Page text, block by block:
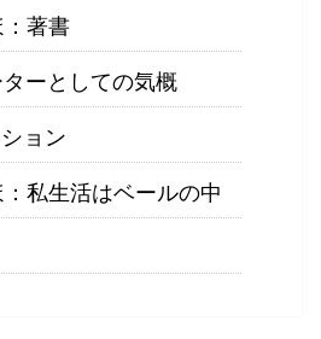
著書
ーとしての気概
ョン
私生活はベールの中